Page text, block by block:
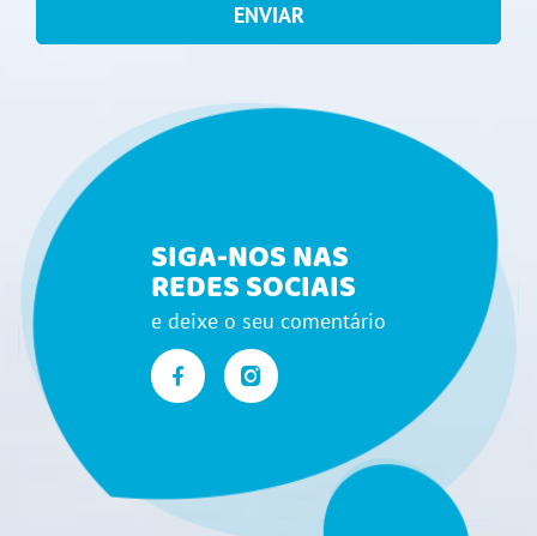
ENVIAR
SIGA-NOS NAS
REDES SOCIAIS
e deixe o seu comentário